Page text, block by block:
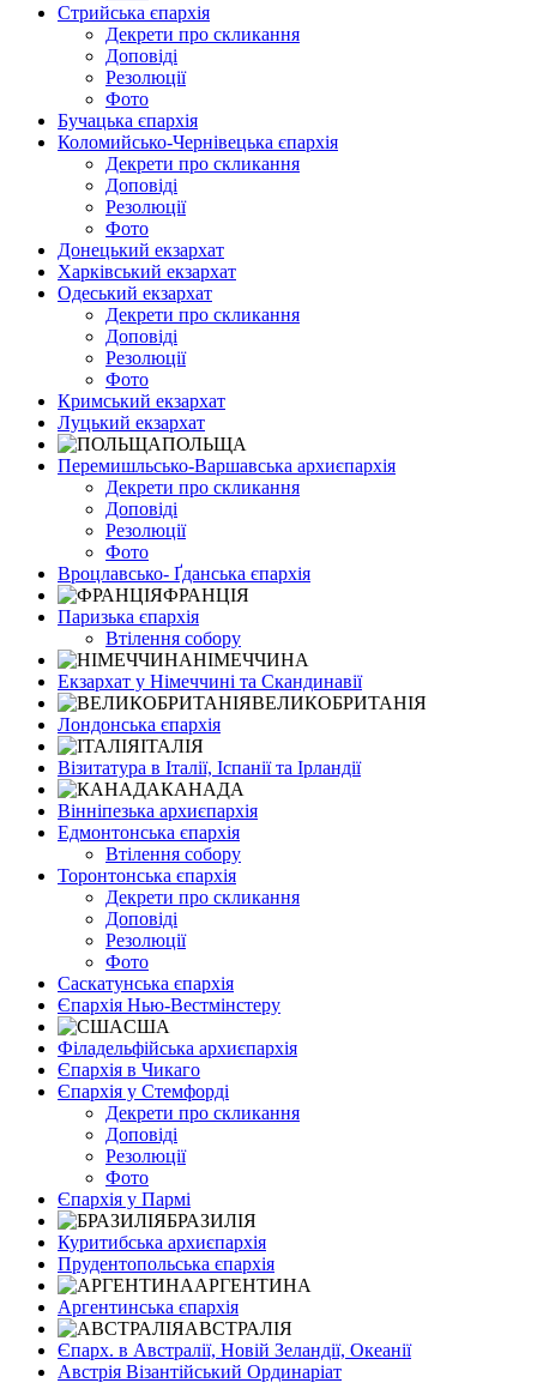
Стрийська єпархія
Декрети про скликання
Доповіді
Резолюції
Фото
Бучацька єпархія
Коломийсько-Чернівецька єпархія
Декрети про скликання
Доповіді
Резолюції
Фото
Донецький екзархат
Харківський екзархат
Одеський екзархат
Декрети про скликання
Доповіді
Резолюції
Фото
Кримський екзархат
Луцький екзархат
ПОЛЬЩА
Перемишльсько-Варшавська архиєпархія
Декрети про скликання
Доповіді
Резолюції
Фото
Вроцлавсько- Ґданська єпархія
ФРАНЦІЯ
Паризька єпархія
Втілення собору
НІМЕЧЧИНА
Екзархат у Німеччині та Скандинавії
ВЕЛИКОБРИТАНІЯ
Лондонська єпархія
ІТАЛІЯ
Візитатура в Італії, Іспанії та Ірландії
КАНАДА
Вінніпезька архиєпархія
Едмонтонська єпархія
Втілення собору
Торонтонська єпархія
Декрети про скликання
Доповіді
Резолюції
Фото
Саскатунська єпархія
Єпархія Нью-Вестмінстеру
США
Філадельфійська архиєпархія
Єпархія в Чикаго
Єпархія у Стемфорді
Декрети про скликання
Доповіді
Резолюції
Фото
Єпархія у Пармі
БРАЗИЛІЯ
Куритибська архиєпархія
Прудентопольська єпархія
АРГЕНТИНА
Аргентинська єпархія
АВСТРАЛІЯ
Єпарх. в Австралії, Новій Зеландії, Океанії
Австрія Візантійський Ординаріат